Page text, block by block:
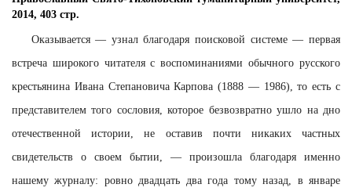
2014, 403 стр.
Оказывается — узнал благодаря поисковой системе — первая
встреча широкого читателя с воспоминаниями обычного русского
крестьянина Ивана Степановича Карпова (1888 — 1986), то есть с
представителем того сословия, которое безвозвратно ушло на дно
отечественной истории, не оставив почти никаких частных
свидетельств о своем бытии, — произошла благодаря именно
нашему журналу: ровно двадцать два года тому назад, в январе